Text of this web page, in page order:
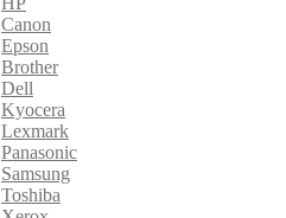
Canon
Epson
Brother
Dell
Kyocera
Lexmark
Panasonic
Samsung
Toshiba